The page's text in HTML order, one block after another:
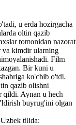
u erda hozirgacha
oltin qazib
tomonidan nazorat
va kimdir ularning
Film
Bir kuni u
ko'chib o'tdi.
qazib olishni
qildi. Aynan u hech
buyrug'ini olgan
tilida: